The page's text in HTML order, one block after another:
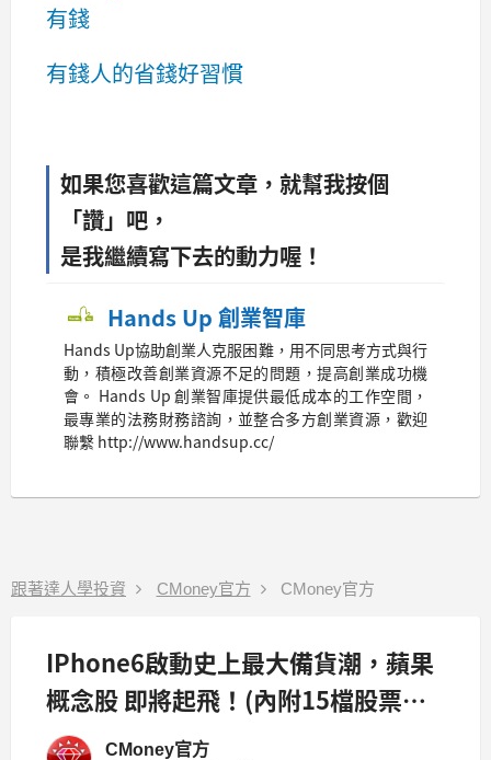
有錢
有錢人的省錢好習慣
如果您喜歡這篇文章，就幫我按個
「讚」吧，
是我繼續寫下去的動力喔！
Hands Up 創業智庫
Hands Up協助創業人克服困難，用不同思考方式與行
動，積極改善創業資源不足的問題，提高創業成功機
會。 Hands Up 創業智庫提供最低成本的工作空間，
最專業的法務財務諮詢，並整合多方創業資源，歡迎
聯繫 http://www.handsup.cc/
跟著達人學投資 CMoney官方 CMoney官方
IPhone6啟動史上最大備貨潮，蘋果
概念股 即將起飛！(內附15檔股票清
單)
CMoney官方